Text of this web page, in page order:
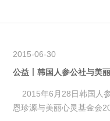
2015-06-30
公益丨韩国人参公社与美
2015年6月28日韩国人
恩珍源与美丽心灵基金会